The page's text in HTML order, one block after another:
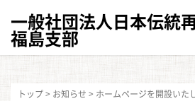
一般社団法人日本伝統
福島支部
トップ> お知らせ > ホームページを開設いた